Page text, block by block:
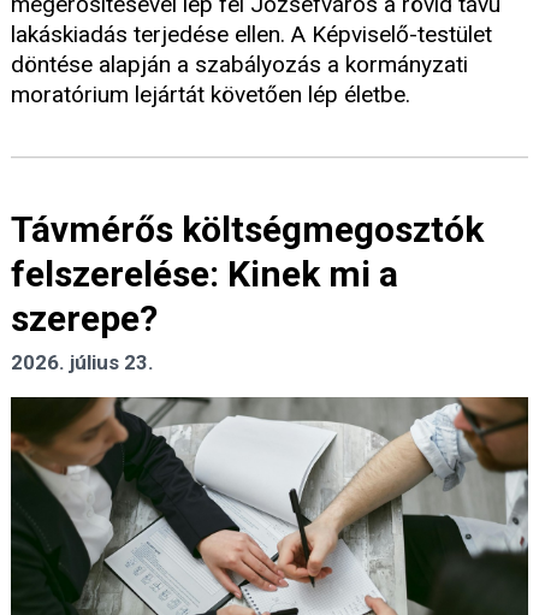
lakáskiadás terjedése ellen. A Képviselő-testület
döntése alapján a szabályozás a kormányzati
moratórium lejártát követően lép életbe.
Távmérős költségmegosztók
felszerelése: Kinek mi a
szerepe?
2026. július 23.